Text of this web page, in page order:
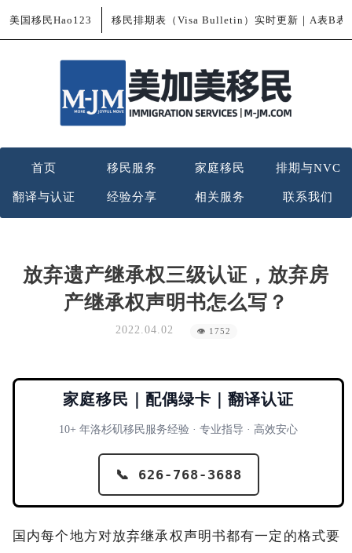
美国移民Hao123 移民排期表（Visa Bulletin）实时更新｜A表B表
首页 移民服务 家庭移民 排期与NVC
翻译与认证 经验分享 相关服务 联系我们
放弃遗产继承权三级认证，放弃房
产继承权声明书怎么写？
2022.04.02 👁 1752
家庭移民｜配偶绿卡｜翻译认证
10+ 年洛杉矶移民服务经验 · 专业指导 · 高效安心
📞 626-768-3688
国内每个地方对放弃继承权声明书都有一定的格式要